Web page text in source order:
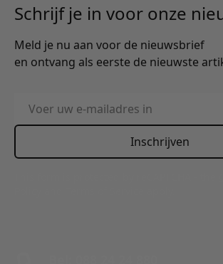
Schrijf je in voor onze
Meld je nu aan voor de nieuwsbrief
en ontvang als eerste de nieuwste
E-mailadres
Inschrijven